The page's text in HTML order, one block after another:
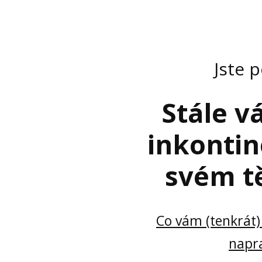
Jste
Stále
svém
Co vám